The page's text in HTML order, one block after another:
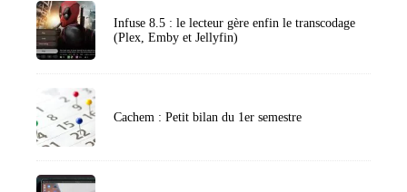
Infuse 8.5 : le lecteur gère enfin le transcodage
(Plex, Emby et Jellyfin)
Cachem : Petit bilan du 1er semestre